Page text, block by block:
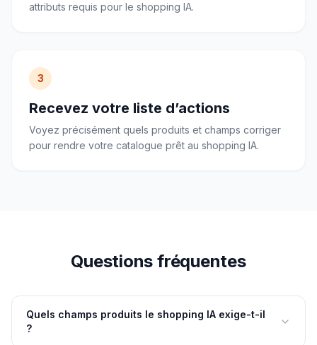
attributs requis pour le shopping IA.
3
Recevez votre liste d’actions
Voyez précisément quels produits et champs corriger
pour rendre votre catalogue prêt au shopping IA.
Questions fréquentes
Quels champs produits le shopping IA exige-t-il
?